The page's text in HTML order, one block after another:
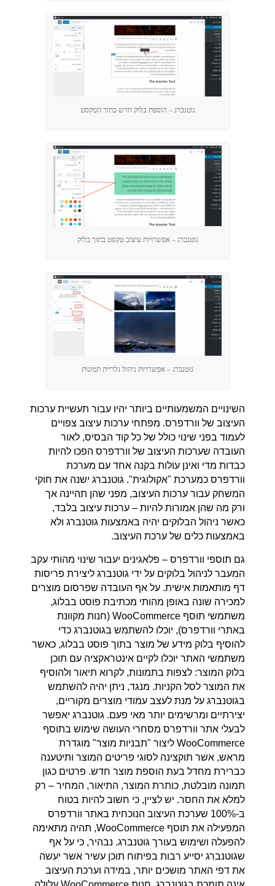
גוטנברג – הוספת בלוק חדש בתוך הטקסט
גוטנברג – אפשרויות עיצוב טקסט בתוך בלוק
גוטנברג – אפשרויות ניהול גלריית תמונות
השינויים המשמעותיים ביותר יהיו עבור תעשיית ערכות
העיצוב של וורדפרס. מפתחי ערכות עיצוב צפויים
לעמוד בפני שינוי כולל של כל קוד הבסיס, לאור
העובדה שערכות העיצוב של וורדפרס הפכו להיות
כבדות מדי ואינן עולות בקנה אחד עם מערכת
וורדפרס כמערכת "אקולוגית". גוטנברג ישנה את חוקי
המשחק עבור ערכות העיצוב, מפני שהן תהיינה אך
ורק מה שהן אמורות להיות – ערכות עיצוב בלבד,
כאשר ניהול הבלוקים יהיה באמצעות גוטנברג ולא
באמצעות כלים של ערכת העיצוב.
גם תוספי וורדפרס – פלאגינים יעבור שינוי מהותי עקב
המעבר לניהול בלוקים על ידי גוטנברג ליצירת פריסות
דף מותאמות אישית. על אף העובדה שפרסום מוצרים
למכירה שונה באופן מהותי מכתיבת פוסט בבלוג,
משתמשי תוסף WooCommerce (חנות מקוונת
באתרי וורדפרס), יוכלו להשתמש בגוטנברג כדי
להוסיף בלוק מידע של מוצר בתוך פוסט בבלוג, כאשר
משתמשי האתר יוכלו לקיים אינטראקציה עם תוכן
בלוק המוצר: לצפות בתמונות, לקרוא תיאור ולהוסיף
את המוצר לסל הקניות. מנגד, ניתן יהיה להשתמש
בגוטנברג על מנת לעצב עמודי מוצרים מקוריים,
יצירתיים ומרשימים יותר מאי פעם. גוטנברג יאפשר
לבעלי אתר וורדפרס מסחרי העושה שימוש בתוסף
WooCommerce ליצור "תבניות מוצר" מוגדרת
מראש, אשר תוקצינה לסוגי פריטים המוצר ותיטענה
כברירת מחדל בעת הוספת מוצר חדש. פרטים כגון
תמונה מובלטת, כותרת המוצר, התיאור, המחיר – רק
למלא את החסר. יש לציין, כי חשוב להיות בטוח
ב-100% שערכת העיצוב הנוכחית באתר וורדפרס
המפעילה את תוסף WooCommerce, תהיה מתאימה
להפעלה ושימוש בעורך גוטנברג. נבהיר, כי על אף
שגוטנברג יסייע רבות בפיתוח תוכן עשיר אשר יעשה
את דפי האתר מושכים יותר, במידה וערכת העיצוב